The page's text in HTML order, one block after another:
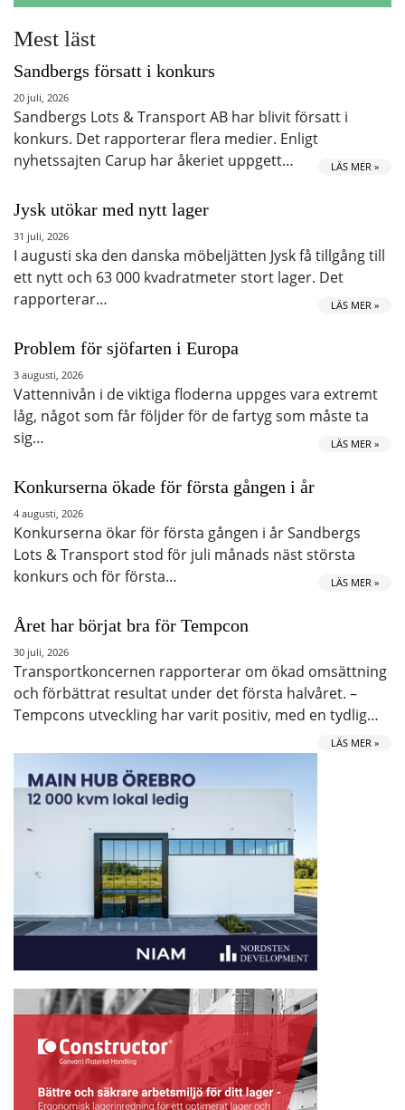
Mest läst
Sandbergs försatt i konkurs
20 juli, 2026
Sandbergs Lots & Transport AB har blivit försatt i
konkurs. Det rapporterar flera medier. Enligt
nyhetssajten Carup har åkeriet uppgett…
LÄS MER »
Jysk utökar med nytt lager
31 juli, 2026
I augusti ska den danska möbeljätten Jysk få tillgång till
ett nytt och 63 000 kvadratmeter stort lager. Det
rapporterar…
LÄS MER »
Problem för sjöfarten i Europa
3 augusti, 2026
Vattennivån i de viktiga floderna uppges vara extremt
låg, något som får följder för de fartyg som måste ta
sig…
LÄS MER »
Konkurserna ökade för första gången i år
4 augusti, 2026
Konkurserna ökar för första gången i år Sandbergs
Lots & Transport stod för juli månads näst största
konkurs och för första…
LÄS MER »
Året har börjat bra för Tempcon
30 juli, 2026
Transportkoncernen rapporterar om ökad omsättning
och förbättrat resultat under det första halvåret. –
Tempcons utveckling har varit positiv, med en tydlig…
LÄS MER »